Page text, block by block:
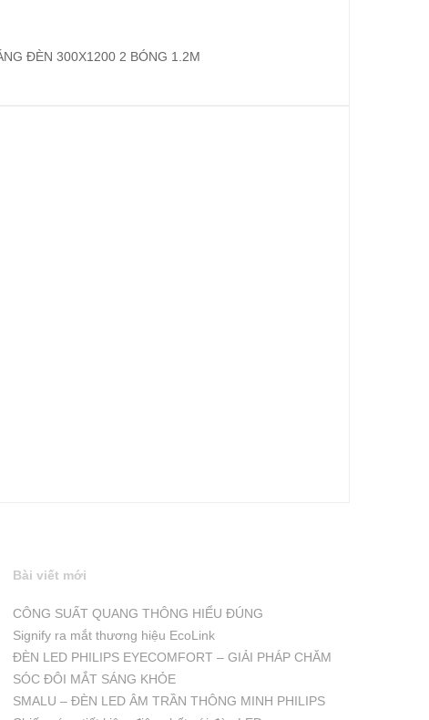
ĐÈN 300X1200 2 BÓNG 1.2M
Bài viết mới
CÔNG SUẤT QUANG THÔNG HIỂU ĐÚNG
Signify ra mắt thương hiệu EcoLink
ĐÈN LED PHILIPS EYECOMFORT – GIẢI PHÁP CHĂM
SÓC ĐÔI MẮT SÁNG KHỎE
SMALU – ĐÈN LED ÂM TRẦN THÔNG MINH PHILIPS